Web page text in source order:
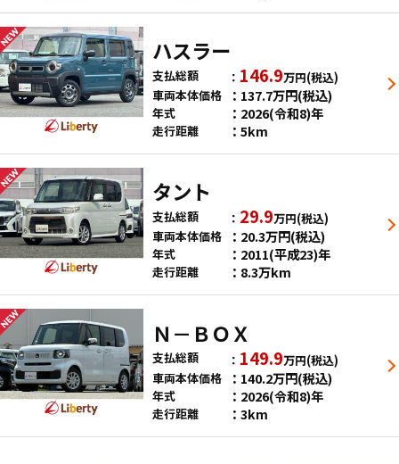
ハスラー
支払総額 146.9万円(税込)
車両本体価格
137.7万円(税込)
年式 2026(令和8)年
走行距離 5km
タント
支払総額 29.9万円(税込)
車両本体価格
20.3万円(税込)
年式 2011(平成23)年
走行距離 8.3万km
Ｎ－ＢＯＸ
支払総額 149.9万円(税込)
車両本体価格
140.2万円(税込)
年式 2026(令和8)年
走行距離 3km